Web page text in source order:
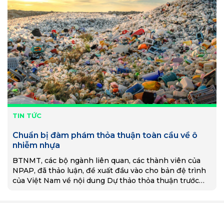
TIN TỨC
Chuẩn bị đàm phám thỏa thuận toàn cầu về ô
nhiễm nhựa
BTNMT, các bộ ngành liên quan, các thành viên của
NPAP, đã thảo luận, đề xuất đầu vào cho bản đệ trình
của Việt Nam về nội dung Dự thảo thỏa thuận trước